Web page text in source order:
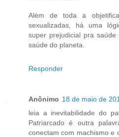
Além de toda a
sexualizadas, há uma
super prejudicial pra
saúde do planeta.
Responder
Anônimo 18 de maio de
leia a inevitabilidade do
Patriarcado é outra
conectam com machismo e